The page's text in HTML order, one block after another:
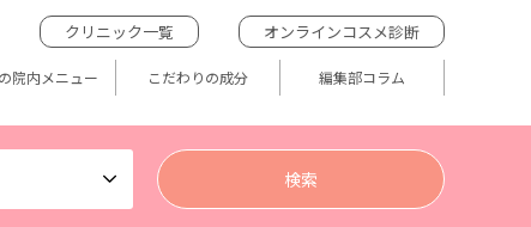
クリニック一覧 オンラインコスメ診断
院内メニュー こだわりの成分 編集部コラム